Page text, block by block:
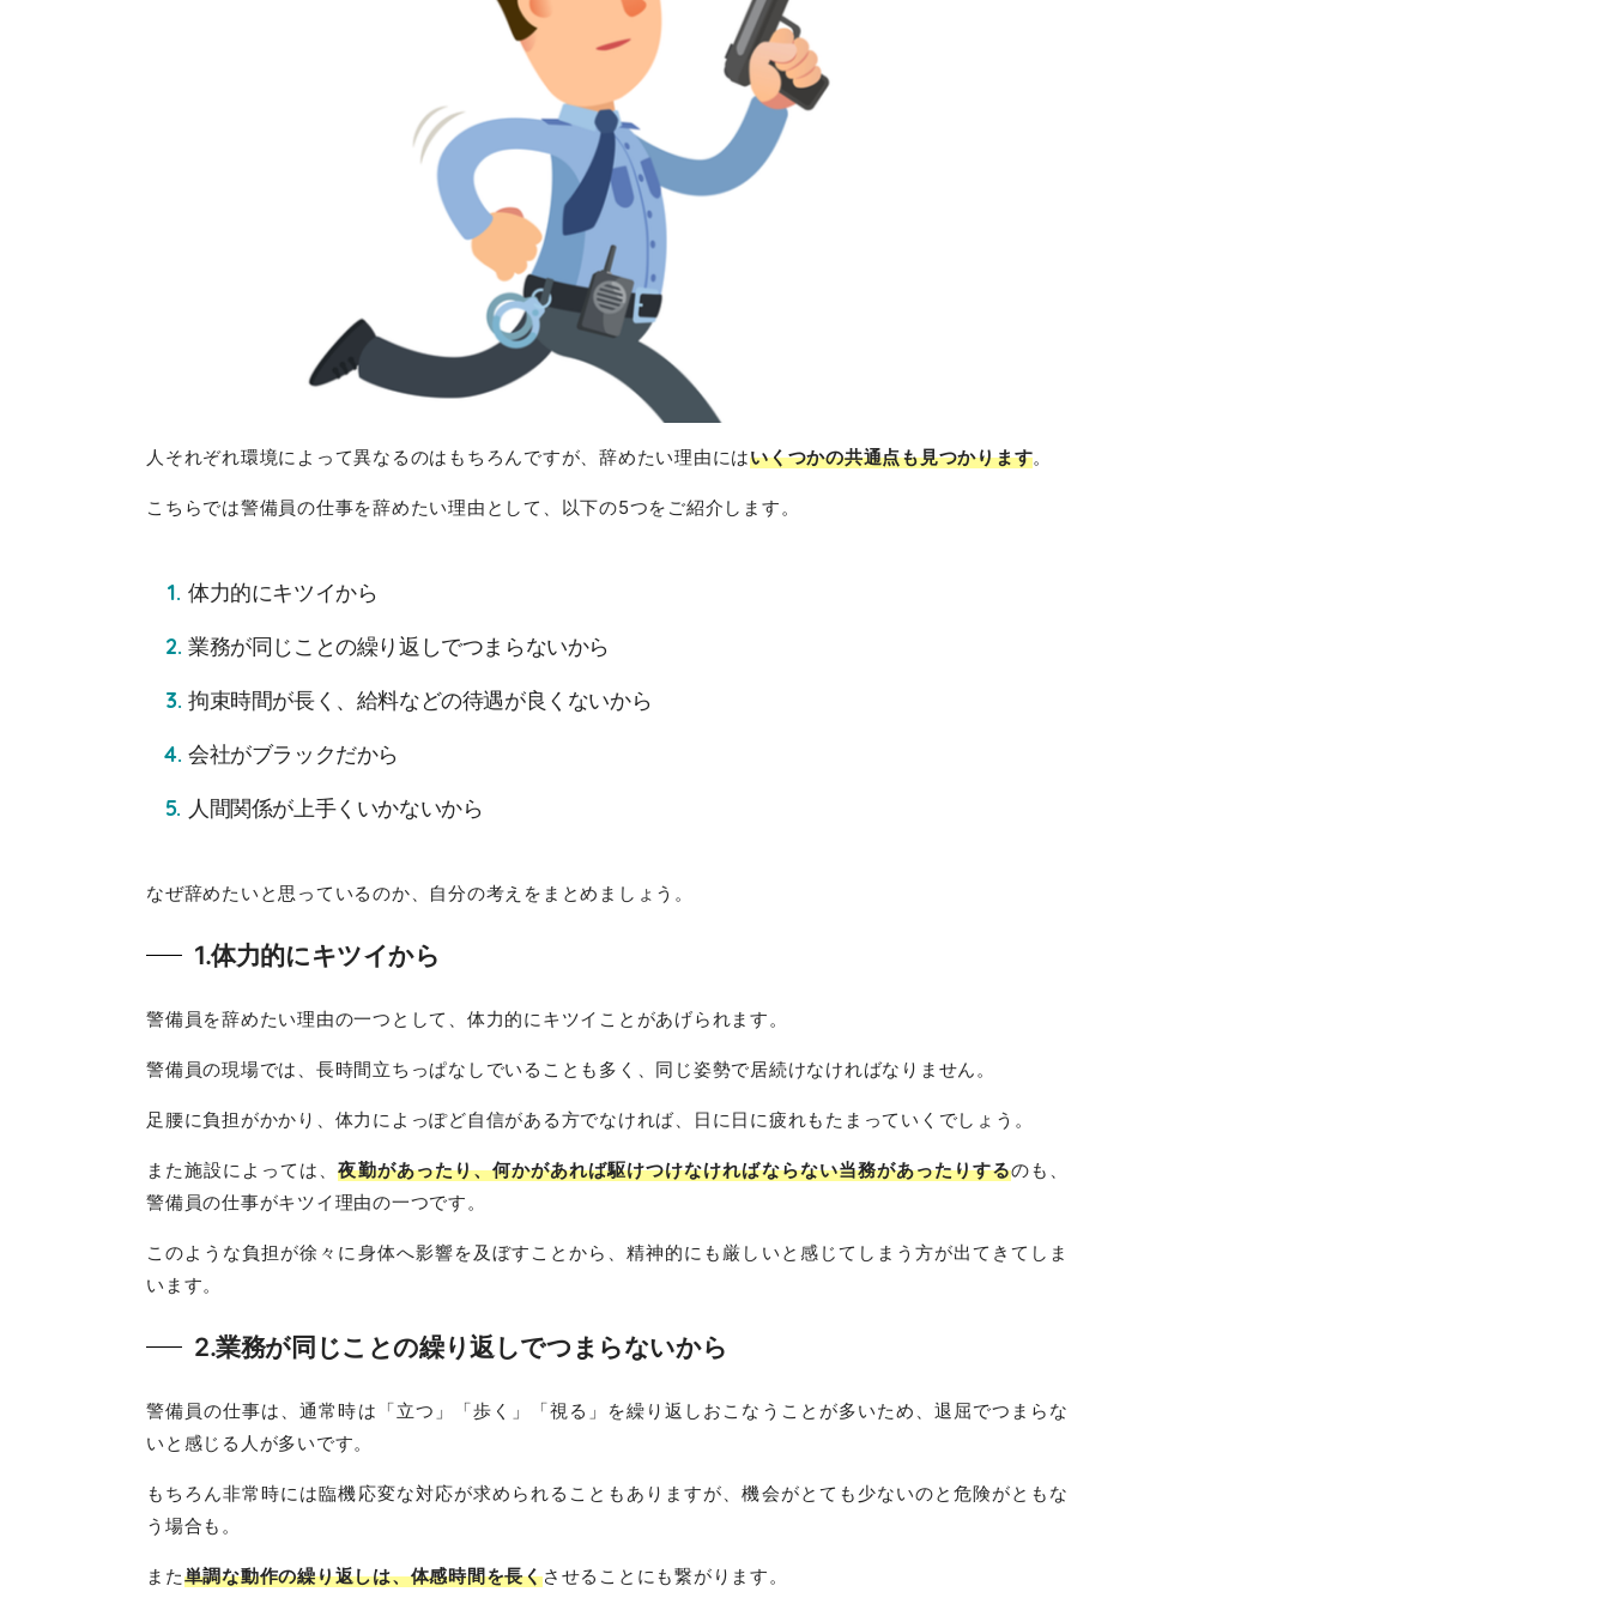
人それぞれ環境によって異なるのはもちろんですが、辞めたい理由にはいくつかの共通点も見つかります。
こちらでは警備員の仕事を辞めたい理由として、以下の5つをご紹介します。
体力的にキツイから
業務が同じことの繰り返しでつまらないから
拘束時間が長く、給料などの待遇が良くないから
会社がブラックだから
人間関係が上手くいかないから
なぜ辞めたいと思っているのか、自分の考えをまとめましょう。
1.体力的にキツイから
警備員を辞めたい理由の一つとして、体力的にキツイことがあげられます。
警備員の現場では、長時間立ちっぱなしでいることも多く、同じ姿勢で居続けなければなりません。
足腰に負担がかかり、体力によっぽど自信がある方でなければ、日に日に疲れもたまっていくでしょう。
また施設によっては、夜勤があったり、何かがあれば駆けつけなければならない当務があったりするのも、
警備員の仕事がキツイ理由の一つです。
このような負担が徐々に身体へ影響を及ぼすことから、精神的にも厳しいと感じてしまう方が出てきてしま
います。
2.業務が同じことの繰り返しでつまらないから
警備員の仕事は、通常時は「立つ」「歩く」「視る」を繰り返しおこなうことが多いため、退屈でつまらな
いと感じる人が多いです。
もちろん非常時には臨機応変な対応が求められることもありますが、機会がとても少ないのと危険がともな
う場合も。
また単調な動作の繰り返しは、体感時間を長くさせることにも繋がります。